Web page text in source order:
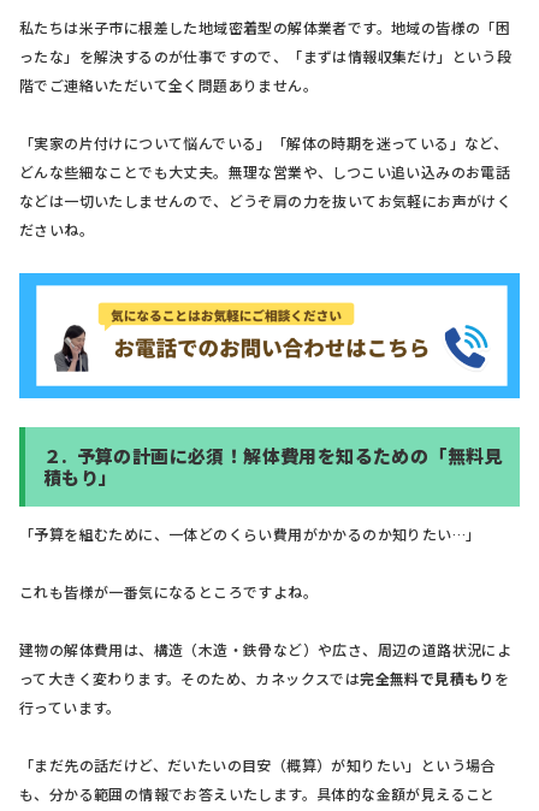
私たちは米子市に根差した地域密着型の解体業者です。地域の皆様の「困
ったな」を解決するのが仕事ですので、「まずは情報収集だけ」という段
階でご連絡いただいて全く問題ありません。
「実家の片付けについて悩んでいる」「解体の時期を迷っている」など、
どんな些細なことでも大丈夫。無理な営業や、しつこい追い込みのお電話
などは一切いたしませんので、どうぞ肩の力を抜いてお気軽にお声がけく
ださいね。
２. 予算の計画に必須！解体費用を知るための「無料見
積もり」
「予算を組むために、一体どのくらい費用がかかるのか知りたい…」
これも皆様が一番気になるところですよね。
建物の解体費用は、構造（木造・鉄骨など）や広さ、周辺の道路状況によ
って大きく変わります。そのため、カネックスでは完全無料で見積もり を
行っています。
「まだ先の話だけど、だいたいの目安（概算）が知りたい」という場合
も、分かる範囲の情報でお答えいたします。具体的な金額が見えること